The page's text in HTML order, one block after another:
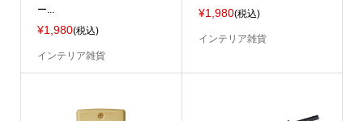
ー...
¥1,980(税込)
インテリア雑貨
¥1,980(税込)
インテリア雑貨